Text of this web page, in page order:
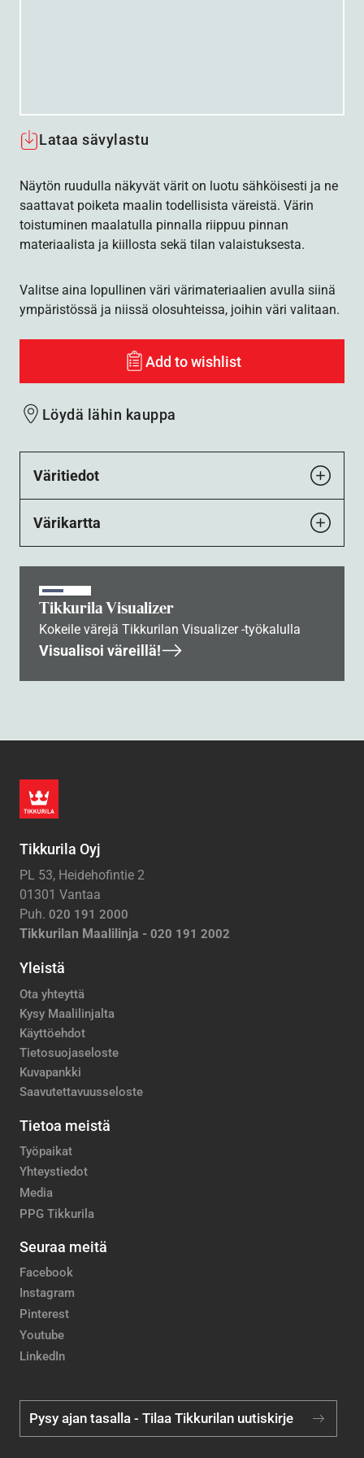
Lataa sävylastu
Näytön ruudulla näkyvät värit on luotu sähköisesti ja ne
saattavat poiketa maalin todellisista väreistä. Värin
toistuminen maalatulla pinnalla riippuu pinnan
materiaalista ja kiillosta sekä tilan valaistuksesta.
Valitse aina lopullinen väri värimateriaalien avulla siinä
ympäristössä ja niissä olosuhteissa, joihin väri valitaan.
Add to wishlist
Löydä lähin kauppa
Väritiedot
Värikartta
Tikkurila Visualizer
Kokeile värejä Tikkurilan Visualizer -työkalulla
Visualisoi väreillä!
Tikkurila Oyj
PL 53, Heidehofintie 2
01301 Vantaa
Puh. 020 191 2000
Tikkurilan Maalilinja - 020 191 2002
Yleistä
Ota yhteyttä
Kysy Maalilinjalta
Käyttöehdot
Tietosuojaseloste
Kuvapankki
Saavutettavuusseloste
Tietoa meistä
Työpaikat
Yhteystiedot
Media
PPG Tikkurila
Seuraa meitä
Facebook
Instagram
Pinterest
Youtube
LinkedIn
Pysy ajan tasalla - Tilaa Tikkurilan uutiskirje